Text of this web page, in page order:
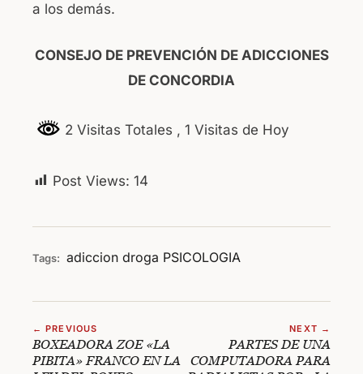
a los demás.
CONSEJO DE PREVENCIÓN DE ADICCIONES
DE CONCORDIA
2 Visitas Totales , 1 Visitas de Hoy
Post Views: 14
Tags: adiccion droga PSICOLOGIA
← PREVIOUS
BOXEADORA ZOE «LA
PIBITA» FRANCO EN LA
NEXT →
PARTES DE UNA
COMPUTADORA PARA